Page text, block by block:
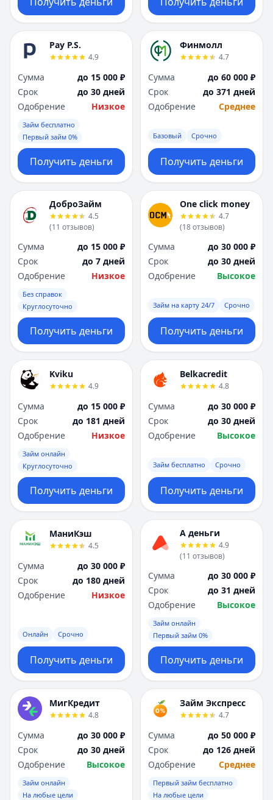
Pay P.S.
4.9
Сумма
до 15 000 ₽
Срок
до 30 дней
Одобрение
Низкое
Займ бесплатно
Первый займ 0%
Получить деньги
Финмолл
4.7
Сумма
до 60 000 ₽
Срок
до 371 дней
Одобрение
Среднее
Базовый Срочно
Получить деньги
ДоброЗайм
4.5
(11 отзывов)
Сумма
до 15 000 ₽
Срок
до 7 дней
Одобрение
Низкое
Без справок
Круглосуточно
Получить деньги
One click money
4.7
(18отзывов)
Сумма
до 30 000 ₽
Срок
до 30 дней
Одобрение
Высокое
Займ на карту 24/7 Срочно
Получить деньги
Kviku
4.9
Сумма
до 15 000 ₽
Срок
до 181 дней
Одобрение
Низкое
Займ онлайн
Круглосуточно
Получить деньги
Belkacredit
4.8
Сумма
до 30 000 ₽
Срок
до 30 дней
Одобрение
Высокое
Займ бесплатно Срочно
Получить деньги
МаниКэш
4.5
Сумма
до 30 000 ₽
Срок
до 180 дней
Одобрение
Низкое
Онлайн Срочно
Получить деньги
А деньги
4.9
(11 отзывов)
Сумма
до 30 000 ₽
Срок
до 31 дней
Одобрение
Высокое
Займ онлайн
Первый займ 0%
Получить деньги
МигКредит
4.8
Сумма
до 30 000 ₽
Срок
до 30 дней
Одобрение
Высокое
Займ онлайн
На любые цели
Займ Экспресс
4.7
Сумма
до 50 000 ₽
Срок
до 126 дней
Одобрение
Среднее
Первый займ бесплатно
На любые цели